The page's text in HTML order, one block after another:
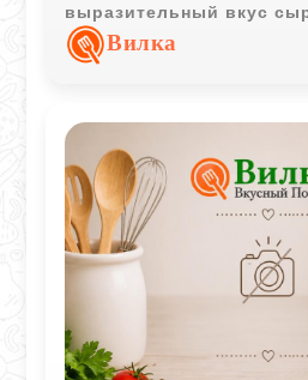
выразительный вкус
хорошо подходит для
подачи с хлебом.
Вилка